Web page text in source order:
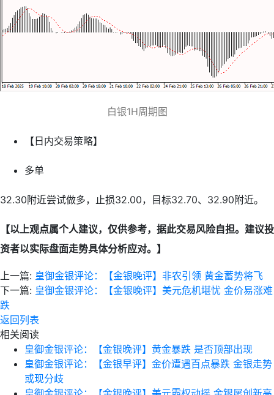
白银1H周期图
【日内交易策略】
多单
32.30附近尝试做多，止损32.00，目标32.70、32.90附近。
【以上观点属个人建议，仅供参考，据此交易风险自担。建议投
资者以实际盘面走势具体分析应对。】
上一篇: 皇御金银评论：【金银晚评】非农引领 黄金蓄势将飞
下一篇: 皇御金银评论：【金银晚评】美元危机堪忧 金价易涨难
跌
返回列表
相关阅读
皇御金银评论：【金银晚评】黄金暴跌 是否顶部出现
皇御金银评论：【金银早评】金价遭遇百点暴跌 金银走势
或现分歧